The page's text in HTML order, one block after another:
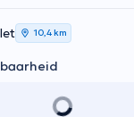
10,4 km